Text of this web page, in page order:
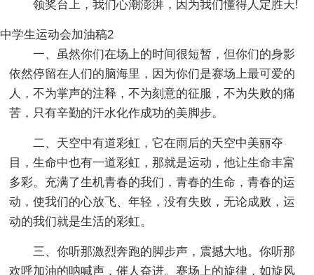
领奖台上，我们心潮澎湃，因为我们懂得人定胜天!
中学生运动会加油稿2
一、虽然你们在场上的时间很短暂，但你们的身影
依然停留在人们的脑海里，因为你们是赛场上最可爱的
人，不为掌声的注释，不为刻意的征服，不为失败的痛
苦，只有辛勤的汗水化作成功的美脚步。
二、天空中有道彩虹，它在雨后的天空中美丽夺
目，生命中也有一道彩虹，那就是运动，他让生命丰富
多彩。充满了生机青春的我们，青春的生命，青春的运
动，使我们的心放飞、年轻，没有失败，无论成败，运
动的我们就是生活的彩虹。
三、你听那激烈奔跑的脚步声，震撼大地。你听那
欢呼加油的呐喊声，催人奋进。赛场上的旋律，如旋风